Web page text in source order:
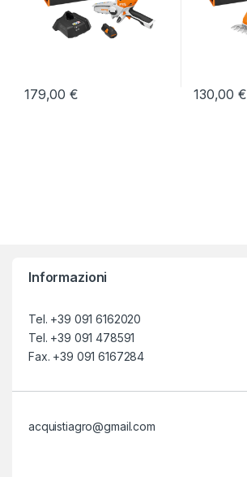
179,00€ 130,00€
Informazioni
Tel. +39 091 6162020
Tel. +39 091 478591
Fax. +39 091 6167284
acquistiagro@gmail.com